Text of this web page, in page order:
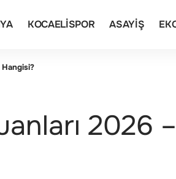
KOCAELISPOR ASAYIŞ
Hangisi?
2026